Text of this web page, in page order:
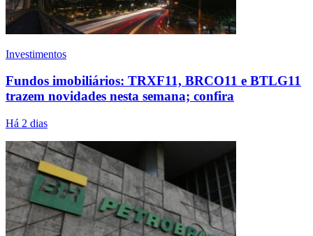
Investimentos
Fundos imobiliários: TRXF11, BRCO11 e BTLG11
trazem novidades nesta semana; confira
Há 2 dias